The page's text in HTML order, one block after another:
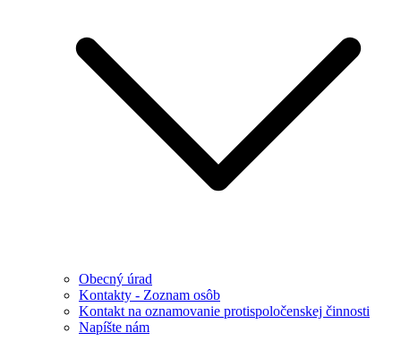
Obecný úrad
Kontakty - Zoznam osôb
Kontakt na oznamovanie protispoločenskej činnosti
Napíšte nám